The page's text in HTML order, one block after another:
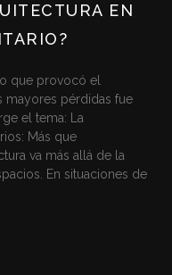
EN
que provocó el
mayores pérdidas fue
el tema: La
Más que
va más allá de la
En situaciones de